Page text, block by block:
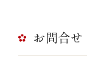
お問合せ